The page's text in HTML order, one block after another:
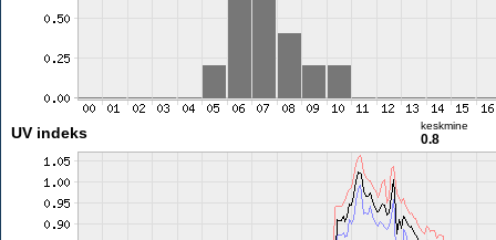
UV indeks keskmine
0.8